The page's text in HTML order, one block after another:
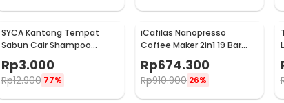
SYCA Kantong Tempat
Sabun Cair Shampoo
Travel Reusable Pouch
100ml - Z21
Rp3.000
Rp12.900 77%
iCafilas Nanopresso
Coffee Maker 2in1 19 Bar
80ml for Nespresso -
ME2218
Rp674.300
Rp910.900 26%